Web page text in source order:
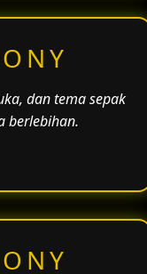
dan tema sepak
berlebihan.